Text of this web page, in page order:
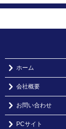
ホーム
会社概要
お問い合わせ
PCサイト